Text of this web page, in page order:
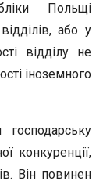
Польщі
або у
відділу не
іноземного
господарську
конкуренції,
Він повинен